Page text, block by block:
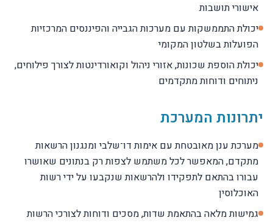
אישורי תושבות
יכולת התממשקות עם מערכות הגבייה והפיננסים המרכזיות
הפועלות בשלטון המקומי
יכולת הוספת שכונות, אזורי ניהול וקואורדינטות לצורך פילוחים,
ניתוחים ודוחות מתקדמים
יתרונות המערכת
מערכת ענן מאובטחת עם אימות דו־שלבי ומנגנון הרשאות
מתקדם, המאפשר לכל משתמש לצפות רק בנתונים שאושרו
עבורו בהתאם לתפקידו ולהרשאות שנקבעו על ידי רשות
האוכלוסין
גמישות מלאה בהתאמת שדות, מסכים ודוחות לצורכי הרשות